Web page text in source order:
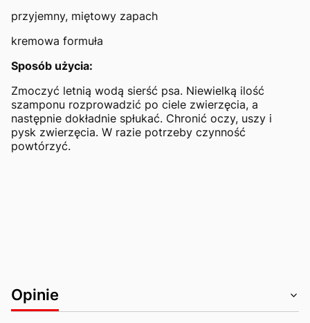
przyjemny, miętowy zapach
kremowa formuła
Sposób użycia:
Zmoczyć letnią wodą sierść psa. Niewielką ilość
szamponu rozprowadzić po ciele zwierzęcia, a
następnie dokładnie spłukać. Chronić oczy, uszy i
pysk zwierzęcia. W razie potrzeby czynność
powtórzyć.
Opinie